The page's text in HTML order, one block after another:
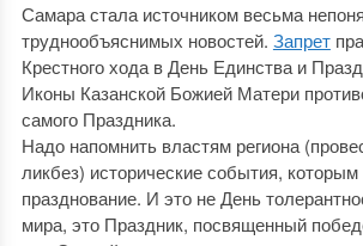
Самара стала источником весьма
труднообъяснимых новостей. Запрет
Крестного хода в День Единства и
Иконы Казанской Божией Матери
самого Праздника.
Надо напомнить властям региона
ликбез) исторические события,
празднование. И это не День
мира, это Праздник, посвященный